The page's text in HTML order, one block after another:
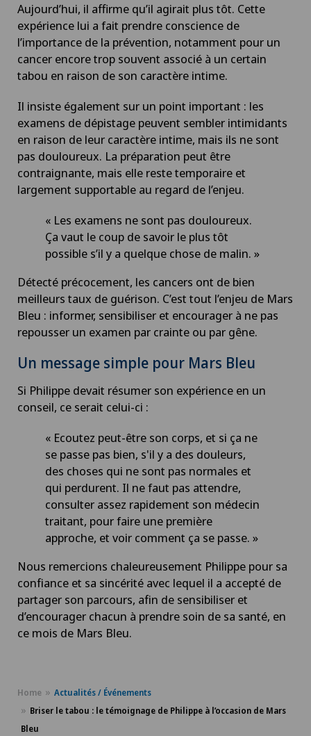
Aujourd’hui, il affirme qu’il agirait plus tôt. Cette
expérience lui a fait prendre conscience de
l’importance de la prévention, notamment pour un
cancer encore trop souvent associé à un certain
tabou en raison de son caractère intime.
Il insiste également sur un point important : les
examens de dépistage peuvent sembler intimidants
en raison de leur caractère intime, mais ils ne sont
pas douloureux. La préparation peut être
contraignante, mais elle reste temporaire et
largement supportable au regard de l’enjeu.
« Les examens ne sont pas douloureux.
Ça vaut le coup de savoir le plus tôt
possible s’il y a quelque chose de malin. »
Détecté précocement, les cancers ont de bien
meilleurs taux de guérison. C’est tout l’enjeu de Mars
Bleu : informer, sensibiliser et encourager à ne pas
repousser un examen par crainte ou par gêne.
Un message simple pour Mars Bleu
Si Philippe devait résumer son expérience en un
conseil, ce serait celui-ci :
« Ecoutez peut-être son corps, et si ça ne
se passe pas bien, s'il y a des douleurs,
des choses qui ne sont pas normales et
qui perdurent. Il ne faut pas attendre,
consulter assez rapidement son médecin
traitant, pour faire une première
approche, et voir comment ça se passe. »
Nous remercions chaleureusement Philippe pour sa
confiance et sa sincérité avec lequel il a accepté de
partager son parcours, afin de sensibiliser et
d’encourager chacun à prendre soin de sa santé, en
ce mois de Mars Bleu.
Home
Actualités / Événements
Briser le tabou : le témoignage de Philippe à l’occasion de Mars
Bleu